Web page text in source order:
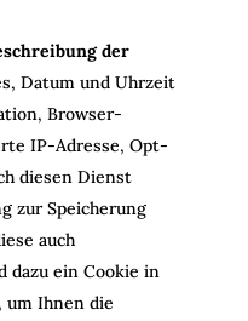
der
Datum und Uhrzeit
Browser-
IP-Adresse, Opt-
diesen Dienst
zur Speicherung
auch
dazu ein Cookie in
um Ihnen die